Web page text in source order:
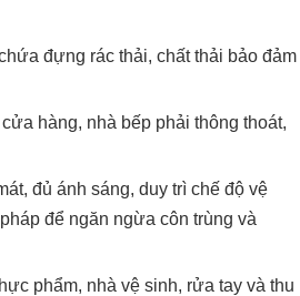
đựng rác thải, chất thải bảo đảm
hàng, nhà bếp phải thông thoát,
đủ ánh sáng, duy trì chế độ vệ
để ngăn ngừa côn trùng và
phẩm, nhà vệ sinh, rửa tay và thu